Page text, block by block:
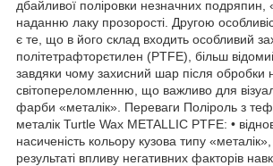
дбайливої поліровки незначних подряпин,
наданню лаку прозорості. Другою
є те, що в його склад входить особливий
політетрафторєтилен (PTFE), більш
завдяки чому захисний шар після обробки
світопереломленню, що важливо для
фарби «металік». Переваги Поліроль з
металік Turtle Wax METALLIC PTFE: •
насиченість кольору кузова типу
результаті впливу негативних факторів